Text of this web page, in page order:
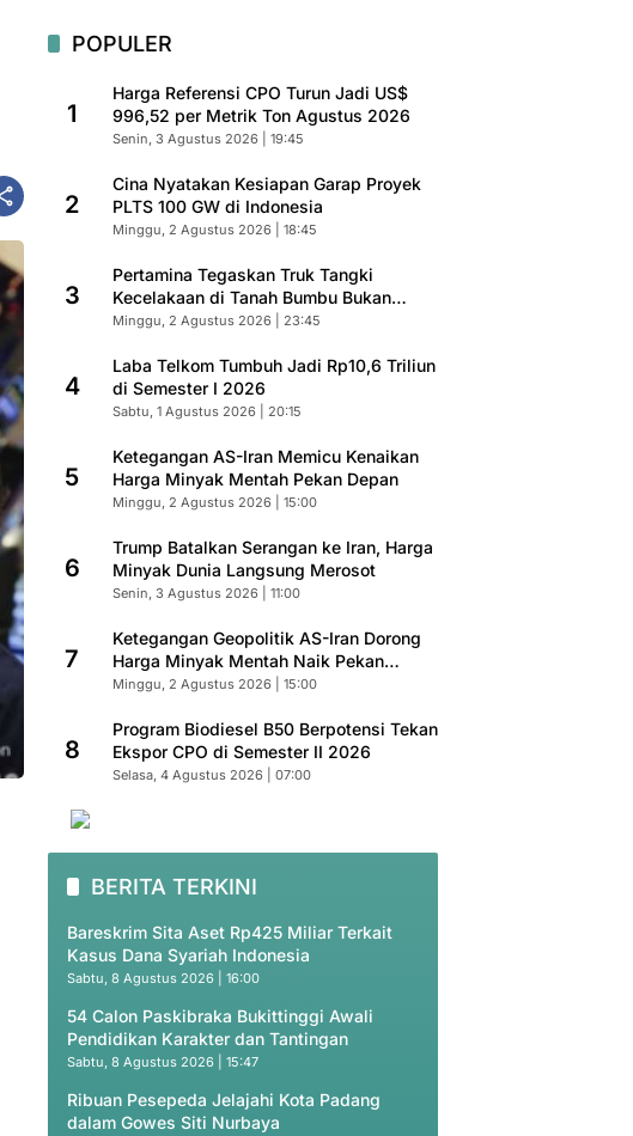
POPULER
1
Harga Referensi CPO Turun Jadi US$
996,52 per Metrik Ton Agustus 2026
Senin, 3 Agustus 2026 | 19:45
2
Cina Nyatakan Kesiapan Garap Proyek
PLTS 100 GW di Indonesia
Minggu, 2 Agustus 2026 | 18:45
3
Pertamina Tegaskan Truk Tangki
Kecelakaan di Tanah Bumbu Bukan
Armada Resmi
Minggu, 2 Agustus 2026 | 23:45
4
Laba Telkom Tumbuh Jadi Rp10,6 Triliun
di Semester I 2026
Sabtu, 1 Agustus 2026 | 20:15
5
Ketegangan AS-Iran Memicu Kenaikan
Harga Minyak Mentah Pekan Depan
Minggu, 2 Agustus 2026 | 15:00
6
Trump Batalkan Serangan ke Iran, Harga
Minyak Dunia Langsung Merosot
Senin, 3 Agustus 2026 | 11:00
7
Ketegangan Geopolitik AS-Iran Dorong
Harga Minyak Mentah Naik Pekan
Depan
Minggu, 2 Agustus 2026 | 15:00
8
Program Biodiesel B50 Berpotensi Tekan
Ekspor CPO di Semester II 2026
Selasa, 4 Agustus 2026 | 07:00
BERITA TERKINI
Bareskrim Sita Aset Rp425 Miliar Terkait
Kasus Dana Syariah Indonesia
Sabtu, 8 Agustus 2026 | 16:00
54 Calon Paskibraka Bukittinggi Awali
Pendidikan Karakter dan Tantingan
Sabtu, 8 Agustus 2026 | 15:47
Ribuan Pesepeda Jelajahi Kota Padang
dalam Gowes Siti Nurbaya